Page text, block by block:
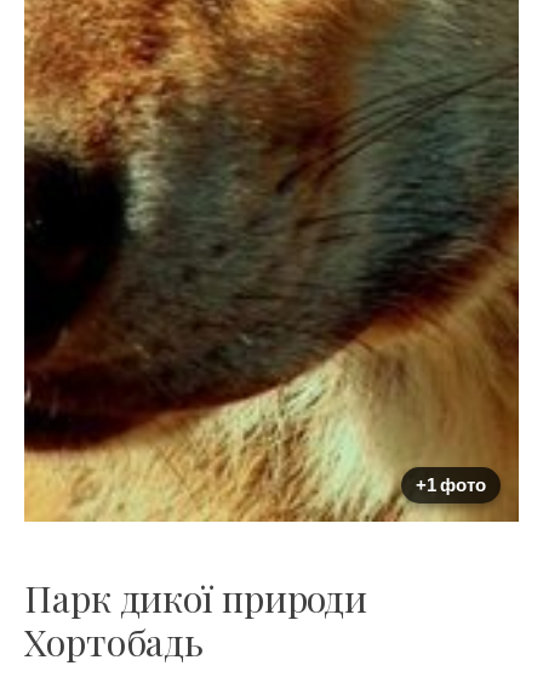
+1 фото
Парк дикої природи
Хортобадь